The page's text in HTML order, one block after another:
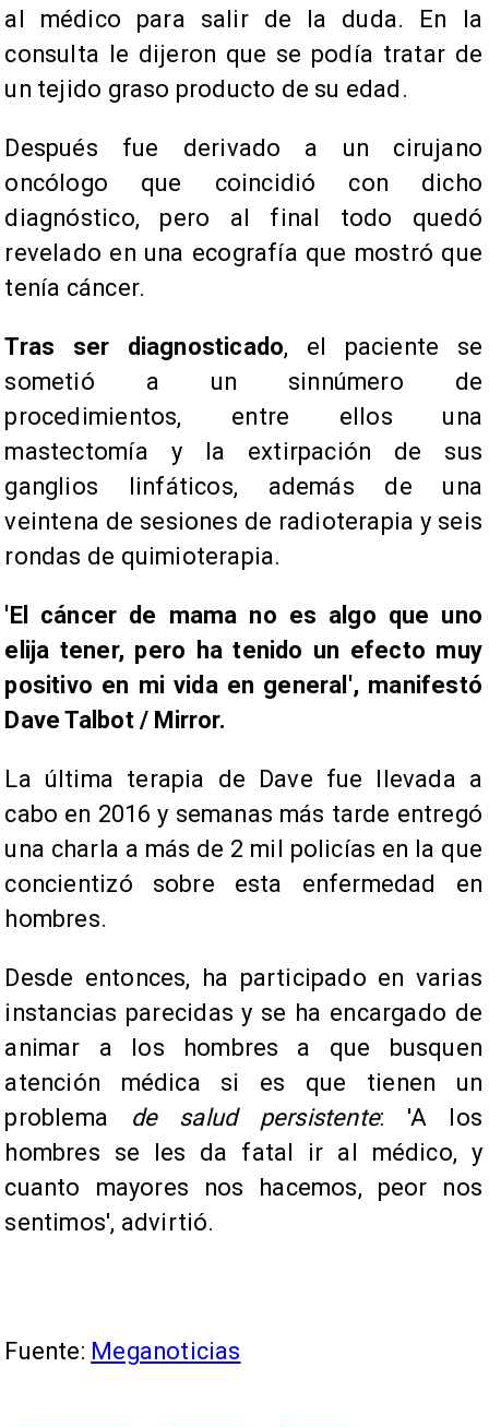
al médico para salir de la duda. En la
consulta le dijeron que se podía tratar de
un tejido graso producto de su edad.
Después fue derivado a un cirujano
oncólogo que coincidió con dicho
diagnóstico, pero al final todo quedó
revelado en una ecografía que mostró que
tenía cáncer.
Tras ser diagnosticado, el paciente se
sometió a un sinnúmero de
procedimientos, entre ellos una
mastectomía y la extirpación de sus
ganglios linfáticos, además de una
veintena de sesiones de radioterapia y seis
rondas de quimioterapia.
'El cáncer de mama no es algo que uno
elija tener, pero ha tenido un efecto muy
positivo en mi vida en general', manifestó
Dave Talbot / Mirror.
La última terapia de Dave fue llevada a
cabo en 2016 y semanas más tarde entregó
una charla a más de 2 mil policías en la que
concientizó sobre esta enfermedad en
hombres.
Desde entonces, ha participado en varias
instancias parecidas y se ha encargado de
animar a los hombres a que busquen
atención médica si es que tienen un
problema de salud persistente: 'A los
hombres se les da fatal ir al médico, y
cuanto mayores nos hacemos, peor nos
sentimos', advirtió.
Fuente: Meganoticias